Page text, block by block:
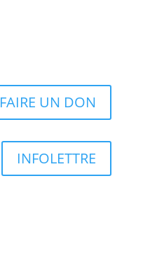
FAIRE UN DON
INFOLETTRE